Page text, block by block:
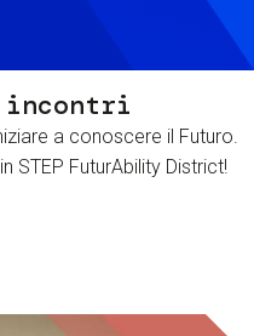
a conoscere il Futuro.
STEP FuturAbility District!